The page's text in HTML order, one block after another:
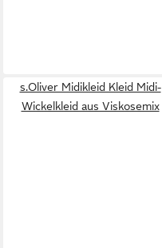
s.Oliver Midikleid Kleid Midi-
Wickelkleid aus Viskosemix